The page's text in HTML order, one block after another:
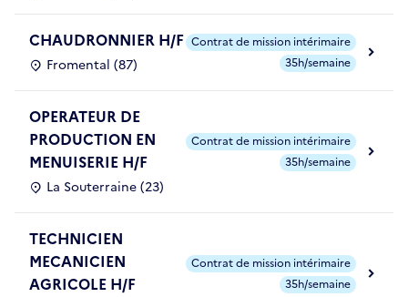
CHAUDRONNIER H/F
Fromental (87)
Contrat de mission intérimaire
35h/semaine
OPERATEUR DE
PRODUCTION EN
MENUISERIE H/F
La Souterraine (23)
Contrat de mission intérimaire
35h/semaine
TECHNICIEN
MECANICIEN
AGRICOLE H/F
Contrat de mission intérimaire
35h/semaine